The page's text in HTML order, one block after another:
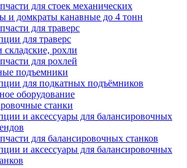
для стоек механических
и домкраты канавные до 4 тонн
для траверс
для траверс
складские, рохли
для рохлей
подъемники
для подкатных подъёмников
оборудование
станки
и аксессуары для балансировочных
для балансировочных станков
и аксессуары для балансировочных